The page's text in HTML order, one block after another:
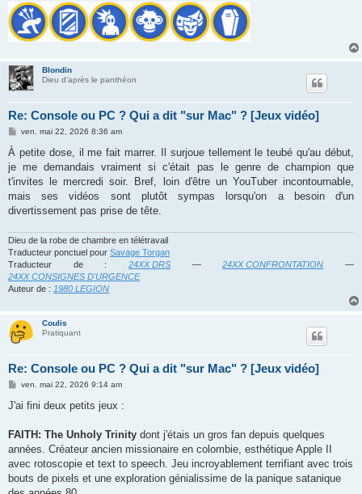
Blondin
Dieu d'après le panthéon
Re: Console ou PC ? Qui a dit "sur Mac" ? [Jeux vidéo]
M
s
s
g
ven. mai 22, 2026 8:36 am
À petite dose, il me fait marrer. Il surjoue tellement le teubé qu'au début,
je me demandais vraiment si c'était pas le genre de champion que
t'invites le mercredi soir. Bref, loin d'être un YouTuber incontournable,
mais ses vidéos sont plutôt sympas lorsqu'on a besoin d'un
divertissement pas prise de tête.
Dieu de la robe de chambre en télétravail
Traducteur ponctuel pour Savage Torgan
Traducteur de : 24XX DRS —24XX CONFRONTATION —
24XX CONSIGNES D'URGENCE
Auteur de : 1980 LEGION
Coulis
Pratiquant
Re: Console ou PC ? Qui a dit "sur Mac" ? [Jeux vidéo]
M
s
g
ven. mai 22, 2026 9:14 am
J'ai fini deux petits jeux :
FAITH: The Unholy Trinity dont j'étais un gros fan depuis quelques
années. Créateur ancien missionaire en colombie, esthétique Apple II
avec rotoscopie et text to speech. Jeu incroyablement terrifiant avec trois
bouts de pixels et une exploration génialissime de la panique satanique